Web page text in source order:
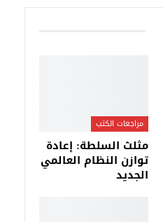
مراجعات الكتب
مثلث السلطة: إعادة
توازن النظام العالمي
الجديد